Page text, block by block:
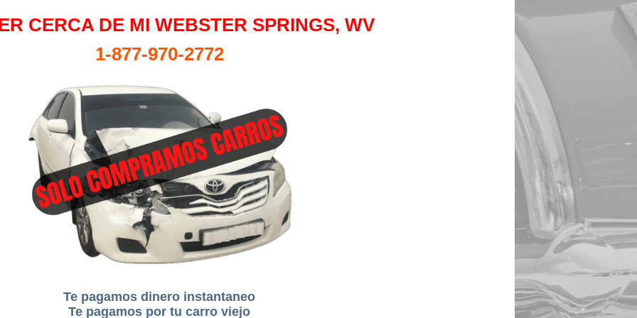
CERCA DE MI WEBSTER SPRINGS, WV
1-877-970-2772
Te pagamos dinero instantaneo
Te pagamos por tu carro viejo